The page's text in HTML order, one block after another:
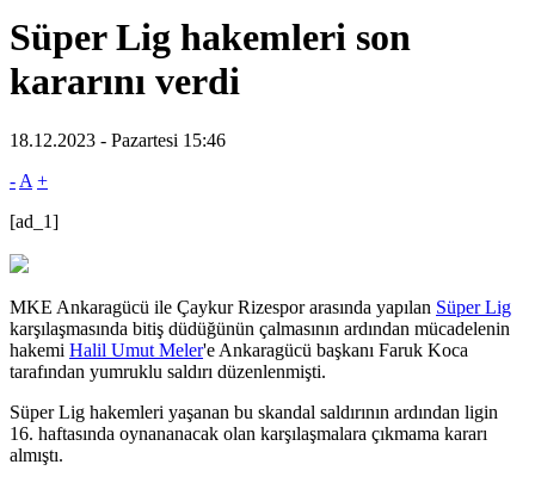
Süper Lig hakemleri son
kararını verdi
18.12.2023 - Pazartesi 15:46
- A +
[ad_1]
MKE Ankaragücü ile Çaykur Rizespor arasında yapılan Süper Lig
karşılaşmasında bitiş düdüğünün çalmasının ardından mücadelenin
hakemi Halil Umut Meler'e Ankaragücü başkanı Faruk Koca
tarafından yumruklu saldırı düzenlenmişti.
Süper Lig hakemleri yaşanan bu skandal saldırının ardından ligin
16. haftasında oynananacak olan karşılaşmalara çıkmama kararı
almıştı.